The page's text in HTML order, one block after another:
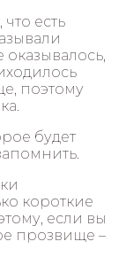
есть
поэтому
будет
короткие
если вы
прозвище –